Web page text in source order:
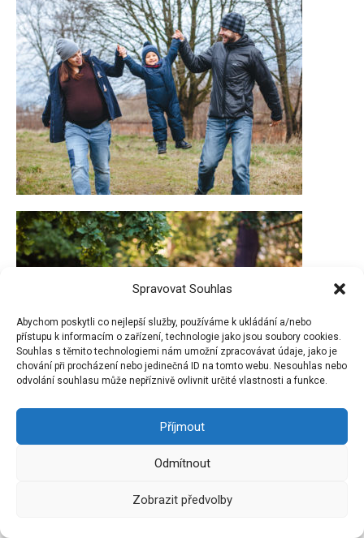
Spravovat Souhlas
Abychom poskytli co nejlepší služby, používáme k ukládání a/nebo
přístupu k informacím o zařízení, technologie jako jsou soubory cookies.
Souhlas s těmito technologiemi nám umožní zpracovávat údaje, jako je
chování při procházení nebo jedinečná ID na tomto webu. Nesouhlas nebo
odvolání souhlasu může nepříznivě ovlivnit určité vlastnosti a funkce.
Příjmout
Odmítnout
Zobrazit předvolby